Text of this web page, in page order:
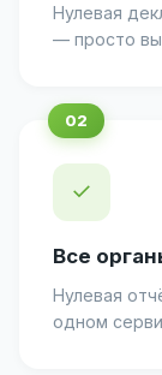
Нулевая
— просто
✓
Все
Нулевая
одном